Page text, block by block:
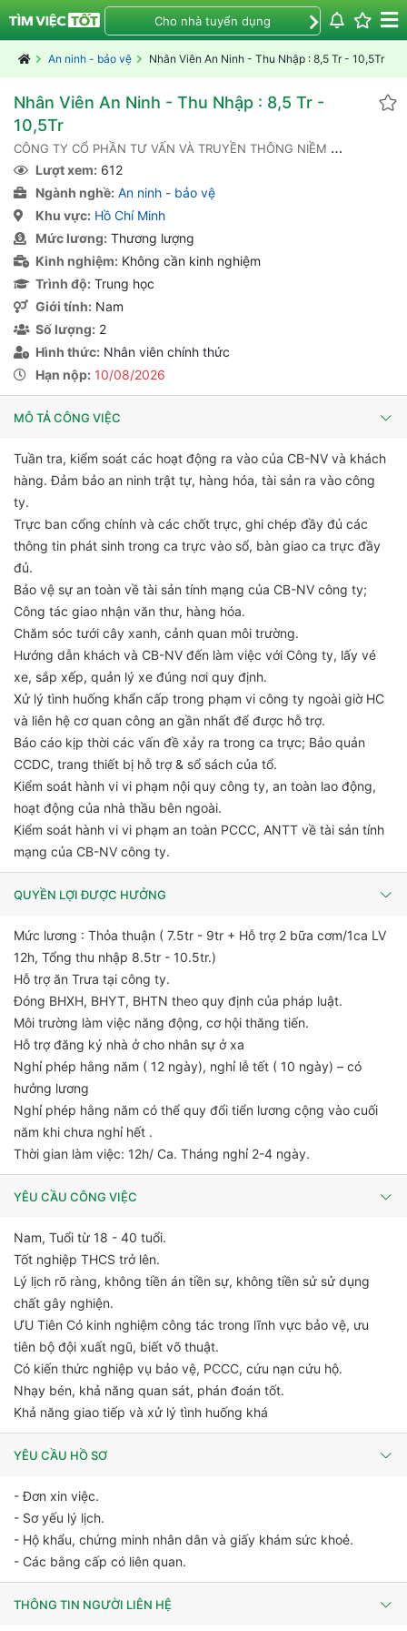
Cho nhà tuyển dụng
An ninh - bảo vệ Nhân Viên An Ninh - Thu Nhập : 8,5 Tr - 10,5Tr
Nhân Viên An Ninh - Thu Nhập : 8,5 Tr -
10,5Tr
C
ÔNG TY CỔ PHẦN TƯ VẤN VÀ TRUYỀN THÔNG NIỀM TIN - TMB
Lượt xem: 612
Ngành nghề: An ninh - bảo vệ
Khu vực: Hồ Chí Minh
Mức lương: Thương lượng
Kinh nghiệm: Không cần kinh nghiệm
Trình độ: Trung học
Giới tính: Nam
Số lượng: 2
Hình thức: Nhân viên chính thức
Hạn nộp: 10/08/2026
MÔ TẢ CÔNG VIỆC
Tuần tra, kiểm soát các hoạt động ra vào của CB-NV và khách
hàng. Đảm bảo an ninh trật tự, hàng hóa, tài sản ra vào công
ty.
Trực ban cổng chính và các chốt trực, ghi chép đầy đủ các
thông tin phát sinh trong ca trực vào sổ, bàn giao ca trực đầy
đủ.
Bảo vệ sự an toàn về tài sản tính mạng của CB-NV công ty;
Công tác giao nhận văn thư, hàng hóa.
Chăm sóc tưới cây xanh, cảnh quan môi trường.
Hướng dẫn khách và CB-NV đến làm việc với Công ty, lấy vé
xe, sắp xếp, quản lý xe đúng nơi quy định.
Xử lý tình huống khẩn cấp trong phạm vi công ty ngoài giờ HC
và liên hệ cơ quan công an gần nhất để được hỗ trợ.
Báo cáo kịp thời các vấn đề xảy ra trong ca trực; Bảo quản
CCDC, trang thiết bị hỗ trợ & sổ sách của tổ.
Kiểm soát hành vi vi phạm nội quy công ty, an toàn lao động,
hoạt động của nhà thầu bên ngoài.
Kiểm soát hành vi vi phạm an toàn PCCC, ANTT về tài sản tính
mạng của CB-NV công ty.
QUYỀN LỢI ĐƯỢC HƯỞNG
Mức lương : Thỏa thuận ( 7.5tr - 9tr + Hỗ trợ 2 bữa cơm/1ca LV
12h, Tổng thu nhập 8.5tr - 10.5tr.)
Hỗ trợ ăn Trưa tại công ty.
Đóng BHXH, BHYT, BHTN theo quy định của pháp luật.
Môi trường làm việc năng động, cơ hội thăng tiến.
Hỗ trợ đăng ký nhà ở cho nhân sự ở xa
Nghỉ phép hằng năm ( 12 ngày), nghỉ lễ tết ( 10 ngày) – có
hưởng lương
Nghỉ phép hằng năm có thể quy đổi tiển lương cộng vào cuối
năm khi chưa nghỉ hết .
Thời gian làm việc: 12h/ Ca. Tháng nghỉ 2-4 ngày.
YÊU CẦU CÔNG VIỆC
Nam, Tuổi từ 18 - 40 tuổi.
Tốt nghiệp THCS trở lên.
Lý lịch rõ ràng, không tiền án tiền sự, không tiền sử sử dụng
chất gây nghiện.
ƯU Tiên Có kinh nghiệm công tác trong lĩnh vực bảo vệ, ưu
tiên bộ đội xuất ngũ, biết võ thuật.
Có kiến thức nghiệp vụ bảo vệ, PCCC, cứu nạn cứu hộ.
Nhạy bén, khả năng quan sát, phán đoán tốt.
Khả năng giao tiếp và xử lý tình huống khá
YÊU CẦU HỒ SƠ
- Đơn xin việc.
- Sơ yếu lý lịch.
- Hộ khẩu, chứng minh nhân dân và giấy khám sức khoẻ.
- Các bằng cấp có liên quan.
THÔNG TIN NGƯỜI LIÊN HỆ